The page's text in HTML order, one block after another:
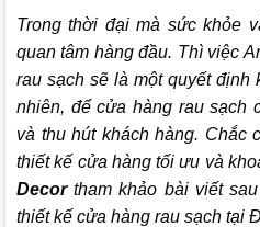
Trong thời đại mà sức khỏe
quan tâm hàng đầu. Thì việc
rau sạch sẽ là một quyết định
nhiên, để cửa hàng rau sạch
và thu hút khách hàng. Chắc
thiết kế cửa hàng tối ưu và
Decortham khảo bài viết
thiết kế cửa hàng rau sạch tại